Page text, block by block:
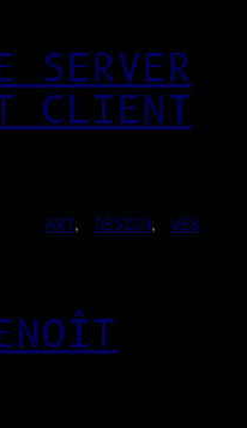
SERVER
CLIENT
ART, DESIGN, WEB